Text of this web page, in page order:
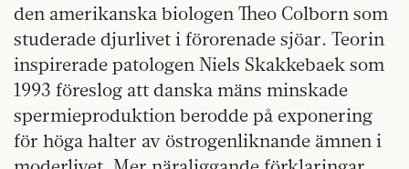
den amerikanska biologen Theo Colborn som
studerade djurlivet i förorenade sjöar. Teorin
inspirerade patologen Niels Skakkebaek som
1993 föreslog att danska mäns minskade
spermieproduktion berodde på exponering
för höga halter av östrogenliknande ämnen i